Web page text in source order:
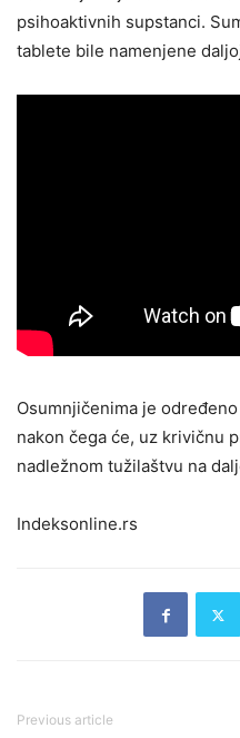
psihoaktivnih supstanci.
tablete bile namenjene
Osumnjičenima je
nakon čega će, uz krivičnu
nadležnom tužilaštvu na
Indeksonline.rs
Previous article